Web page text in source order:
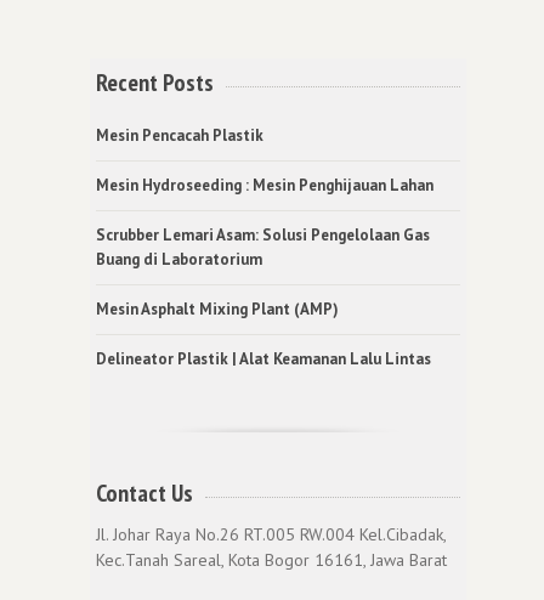
Recent Posts
Mesin Pencacah Plastik
Mesin Hydroseeding : Mesin Penghijauan Lahan
Scrubber Lemari Asam: Solusi Pengelolaan Gas
Buang di Laboratorium
Mesin Asphalt Mixing Plant (AMP)
Delineator Plastik | Alat Keamanan Lalu Lintas
Contact Us
Jl. Johar Raya No.26 RT.005 RW.004 Kel.Cibadak,
Kec.Tanah Sareal, Kota Bogor 16161, Jawa Barat